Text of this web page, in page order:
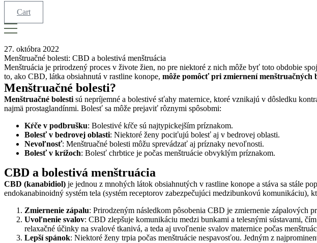
Cart
27. októbra 2022
Menštruačné bolesti: CBD a bolestivá menštruácia
Menštruácia je prirodzený proces v živote žien, no pre niektoré z nich môže byť toto obdobie
to, ako CBD, látka obsiahnutá v rastline konope, môže pomôcť pri zmiernení menštruačných
Menštruačné bolesti?
Menštruačné bolestisú nepríjemné a bolestivé sťahy maternice, ktoré vznikajú v dôsledku
najmä prostaglandínmi. Bolesť sa môže prejaviť rôznymi spôsobmi:
Kŕče v podbrušku: Bolestivé kŕče sú najtypickejším príznakom.
Bolesť v bedrovej oblasti: Niektoré ženy pociťujú bolesť aj v bedrovej oblasti.
Nevoľnosť: Menštruačné bolesti môžu sprevádzať aj príznaky nevoľnosti.
Bolesť v krížoch: Bolesť chrbtice je počas menštruácie obvyklým príznakom.
CBD a bolestivá menštruácia
CBD (kanabidiol) je jednou z mnohých látok obsiahnutých v rastline konope a stáva sa stále
endokanabinoidný systém tela (systém receptorov zabezpečujúci medzibunkovú komunikáciu),
Zmiernenie zápalu: Prirodzeným následkom pôsobenia CBD je zmiernenie zápalových
Uvoľnenie svalov: CBD zlepšuje komunikáciu medzi bunkami a telesnými sústavami,
relaxačné účinky na svalové tkanivá, a teda aj uvoľnenie svalov maternice počas
Lepší spánok: Niektoré ženy trpia počas menštruácie nespavosťou. Jedným z